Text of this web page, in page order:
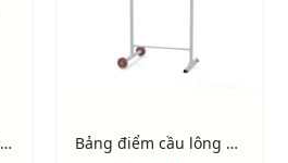
Bảng điểm lật tay để bàn S27393 Bảng điểm cầu lông đa năng S16550